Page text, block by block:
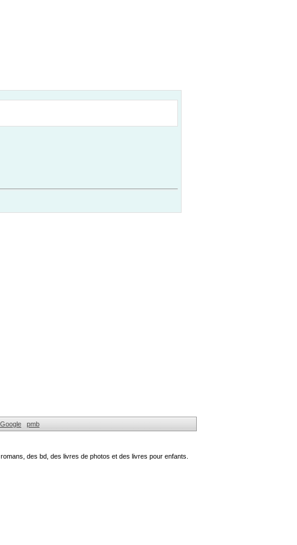
pmb
des bd, des livres de photos et des livres pour enfants.